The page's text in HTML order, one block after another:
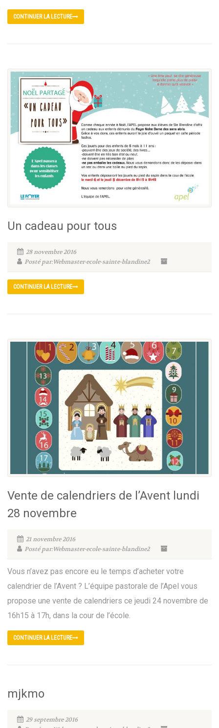
CONTINUER LA LECTURE
Un cadeau pour tous
28 novembre 2016
Posté par:Webmaster-ecole-sainte-blandine2
CONTINUER LA LECTURE
Vente de calendriers de l’Avent lundi
28 novembre
21 novembre 2016
Posté par:Webmaster-ecole-sainte-blandine2
Vous n’avez pas encore eu le temps d’acheter votre
calendrier de l’Avent ? L’équipe pastorale de l’Apel vous
propose une vente de calendriers ce jeudi 24 novembre de
16h15 à 17h, dans la cour de l’école.
CONTINUER LA LECTURE
mjkmo
29 septembre 2016